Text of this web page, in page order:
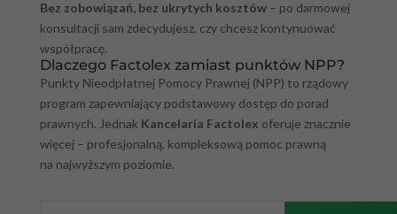
Bez zobowiązań, bez ukrytych kosztów– po darmowej
konsultacji sam zdecydujesz, czy chcesz kontynuować
współpracę.
Dlaczego Factolex zamiast punktów NPP?
Punkty Nieodpłatnej Pomocy Prawnej (NPP) to rządowy
program zapewniający podstawowy dostęp do porad
prawnych. Jednak Kancelaria Factolex oferuje znacznie
więcej – profesjonalną, kompleksową pomoc prawną
na najwyższym poziomie.